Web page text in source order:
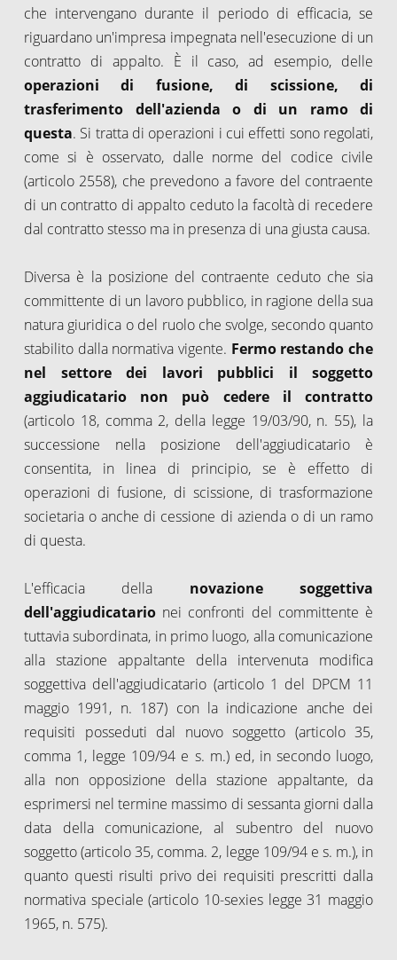
che intervengano durante il periodo di efficacia, se
riguardano un'impresa impegnata nell'esecuzione di un
contratto di appalto. È il caso, ad esempio, delle
operazioni di fusione, di scissione, di
trasferimento dell'azienda o di un ramo di
questa. Si tratta di operazioni i cui effetti sono regolati,
come si è osservato, dalle norme del codice civile
(articolo 2558), che prevedono a favore del contraente
di un contratto di appalto ceduto la facoltà di recedere
dal contratto stesso ma in presenza di una giusta causa.
Diversa è la posizione del contraente ceduto che sia
committente di un lavoro pubblico, in ragione della sua
natura giuridica o del ruolo che svolge, secondo quanto
stabilito dalla normativa vigente. Fermo restando che
nel settore dei lavori pubblici il soggetto
aggiudicatario non può cedere il contratto
(articolo 18, comma 2, della legge 19/03/90, n. 55), la
successione nella posizione dell'aggiudicatario è
consentita, in linea di principio, se è effetto di
operazioni di fusione, di scissione, di trasformazione
societaria o anche di cessione di azienda o di un ramo
di questa.
L'efficacia della novazione soggettiva
dell'aggiudicatario nei confronti del committente è
tuttavia subordinata, in primo luogo, alla comunicazione
alla stazione appaltante della intervenuta modifica
soggettiva dell'aggiudicatario (articolo 1 del DPCM 11
maggio 1991, n. 187) con la indicazione anche dei
requisiti posseduti dal nuovo soggetto (articolo 35,
comma 1, legge 109/94 e s. m.) ed, in secondo luogo,
alla non opposizione della stazione appaltante, da
esprimersi nel termine massimo di sessanta giorni dalla
data della comunicazione, al subentro del nuovo
soggetto (articolo 35, comma. 2, legge 109/94 e s. m.), in
quanto questi risulti privo dei requisiti prescritti dalla
normativa speciale (articolo 10-sexies legge 31 maggio
1965, n. 575).